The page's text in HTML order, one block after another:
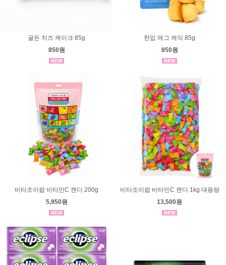
골든 치즈 케이크 85g
850원
한입 에그 케익 85g
850원
비타조이팝 비타민C 캔디 200g
5,950원
비타조이팝 비타민C 캔디 1kg 대용량
13,500원